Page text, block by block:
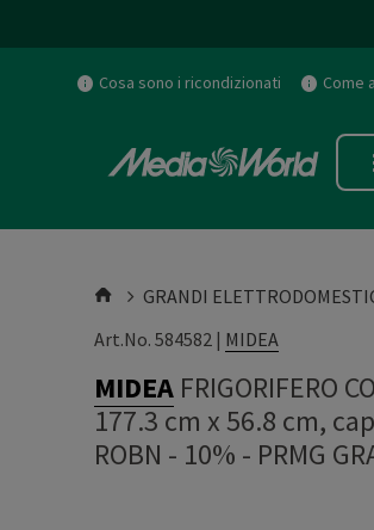
Cosa sono i ricondizionati Come
GRANDI
Art.No. 584582 | MIDEA
MIDEA FRIGORIFERO
177.3 cm x 56.8 cm,
ROBN - 10% - PRMG